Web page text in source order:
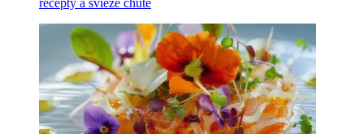
recepty a svieže chute